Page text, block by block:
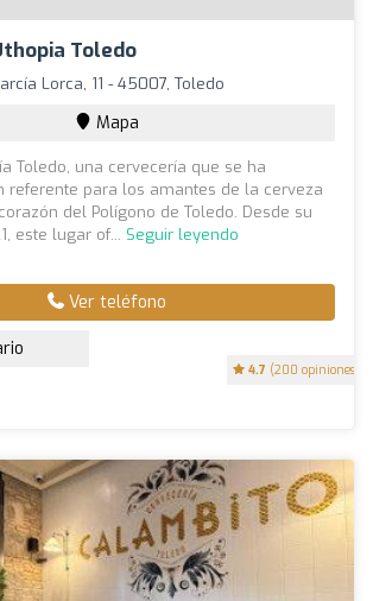
Toledo
4.7 (200 opiniones)
Lorca, 11 - 45007, Toledo
Mapa
Toledo, una cervecería que se ha
referente para los amantes de la cerveza
del Polígono de Toledo. Desde su
este lugar of... Seguir leyendo
Ver teléfono